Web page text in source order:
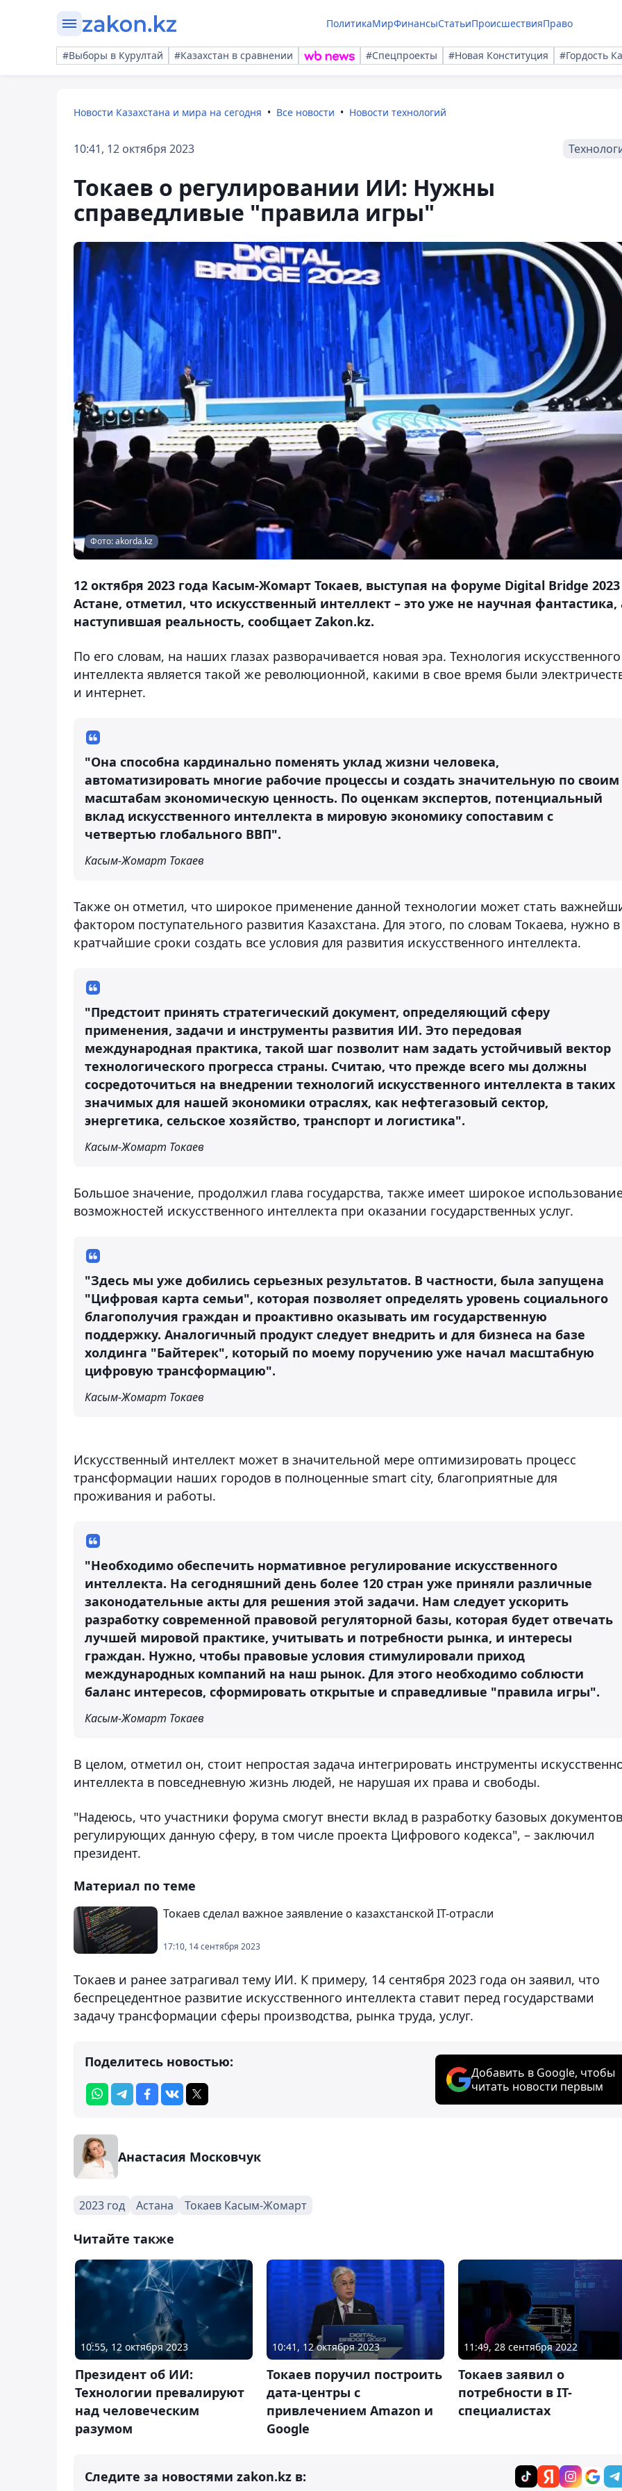
ПолитикаМирФинансыСтатьиПроисшествияПраво
#Выборы в Курултай #Казахстан в сравнении #Спецпроекты #Новая Конституция #Гордость
Новости Казахстана и мира на сегодня Все новости Новости технологий
10:41, 12 октября 2023
Токаев о регулировании ИИ: Нужны
справедливые "правила игры"
Фото: akorda.kz
12 октября 2023 года Касым-Жомарт Токаев, выступая на форуме Digital Bridge
Астане, отметил, что искусственный интеллект – это уже не научная фантастика,
наступившая реальность, сообщает Zakon.kz.
По его словам, на наших глазах разворачивается новая эра. Технология искусственного
интеллекта является такой же революционной, какими в свое время были
и интернет.
"Она способна кардинально поменять уклад жизни человека,
автоматизировать многие рабочие процессы и создать значительную по своим
масштабам экономическую ценность. По оценкам экспертов, потенциальный
вклад искусственного интеллекта в мировую экономику сопоставим с
четвертью глобального ВВП".
Касым-Жомарт Токаев
Также он отметил, что широкое применение данной технологии может стать
фактором поступательного развития Казахстана. Для этого, по словам Токаева, нужно в
кратчайшие сроки создать все условия для развития искусственного интеллекта.
"Предстоит принять стратегический документ, определяющий сферу
применения, задачи и инструменты развития ИИ. Это передовая
международная практика, такой шаг позволит нам задать устойчивый вектор
технологического прогресса страны. Считаю, что прежде всего мы должны
сосредоточиться на внедрении технологий искусственного интеллекта в таких
значимых для нашей экономики отраслях, как нефтегазовый сектор,
энергетика, сельское хозяйство, транспорт и логистика".
Касым-Жомарт Токаев
Большое значение, продолжил глава государства, также имеет широкое
возможностей искусственного интеллекта при оказании государственных услуг.
"Здесь мы уже добились серьезных результатов. В частности, была запущена
"Цифровая карта семьи", которая позволяет определять уровень социального
благополучия граждан и проактивно оказывать им государственную
поддержку. Аналогичный продукт следует внедрить и для бизнеса на базе
холдинга "Байтерек", который по моему поручению уже начал масштабную
цифровую трансформацию".
Касым-Жомарт Токаев
Искусственный интеллект может в значительной мере оптимизировать процесс
трансформации наших городов в полноценные smart city, благоприятные для
проживания и работы.
"Необходимо обеспечить нормативное регулирование искусственного
интеллекта. На сегодняшний день более 120 стран уже приняли различные
законодательные акты для решения этой задачи. Нам следует ускорить
разработку современной правовой регуляторной базы, которая будет отвечать
лучшей мировой практике, учитывать и потребности рынка, и интересы
граждан. Нужно, чтобы правовые условия стимулировали приход
международных компаний на наш рынок. Для этого необходимо соблюсти
баланс интересов, сформировать открытые и справедливые "правила игры".
Касым-Жомарт Токаев
В целом, отметил он, стоит непростая задача интегрировать инструменты
интеллекта в повседневную жизнь людей, не нарушая их права и свободы.
"Надеюсь, что участники форума смогут внести вклад в разработку базовых
регулирующих данную сферу, в том числе проекта Цифрового кодекса", – заключил
президент.
Материал по теме
Токаев сделал важное заявление о казахстанской IT-отрасли
17:10, 14 сентября 2023
Токаев и ранее затрагивал тему ИИ. К примеру, 14 сентября 2023 года он заявил, что
беспрецедентное развитие искусственного интеллекта ставит перед государствами
задачу трансформации сферы производства, рынка труда, услуг.
Поделитесь новостью:
Добавить в Google, чтобы
читать новости первым
Анастасия Московчук
2023 год Астана Токаев Касым-Жомарт
Читайте также
10:55, 12 октября 2023
Президент об ИИ:
Технологии превалируют
над человеческим
разумом
10:41, 12 октября 2023
Токаев поручил построить
дата-центры с
привлечением Amazon и
Google
11:49, 28 сентября 2022
Токаев заявил о
потребности в IT-
специалистах
Следите за новостями zakon.kz в: